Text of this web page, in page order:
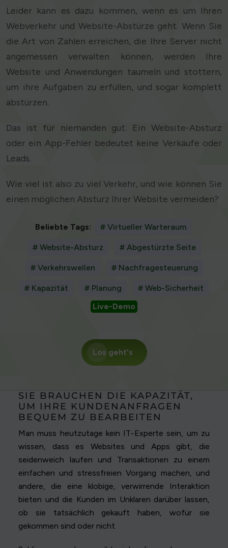
Leider kann es dazu kommen, wenn es um Ihren
Webverkehr und Website-Abstürze geht. Wenn Sie
die Art von Zahlen erreichen, die Ihre Server nicht
angemessen verwalten können, werden Ihre
Website und Anwendungen taumeln und stottern,
um ihre Aufgaben zu erfüllen, und sogar komplett
abstürzen.
Das ist für niemanden gut. Ein Website-Absturz
oder ein App-Fehler bedeutet keine Verkäufe oder
Leads.
Wie viel ist also zu viel Verkehr, und wie können Sie
einen möglichen Absturz Ihrer Website vermeiden?
Beliebte Tags: # Virtueller Warteraum
# Website-Absturz # Abgestürzte Seite
# Verkehrswellen # Nachfragesteuerung
# Kapazität # Planung
# Web-Sicherheit
Live-Demo
Los geht's
SIE BRAUCHEN DIE KAPAZITÄT,
UM IHRE KUNDENANFRAGEN
BEQUEM ZU BEARBEITEN
Man muss heutzutage kein IT-Experte sein, um zu
wissen, dass es Websites und Apps gibt, die
seidenweich laufen und Transaktionen zu einem
einfachen und stressfreien Vorgang machen, und
andere, die eine klobige, verwirrende Interaktion
bieten und die Kunden im Unklaren darüber lassen,
ob sie tatsächlich gekauft haben, wofür sie
gekommen sind oder nicht.